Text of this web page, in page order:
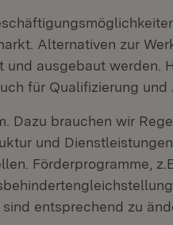
Alternativen zur
ausgebaut werden.
für Qualifizierung und
Dazu brauchen wir
und
Förderprogramme,
entsprechend zu